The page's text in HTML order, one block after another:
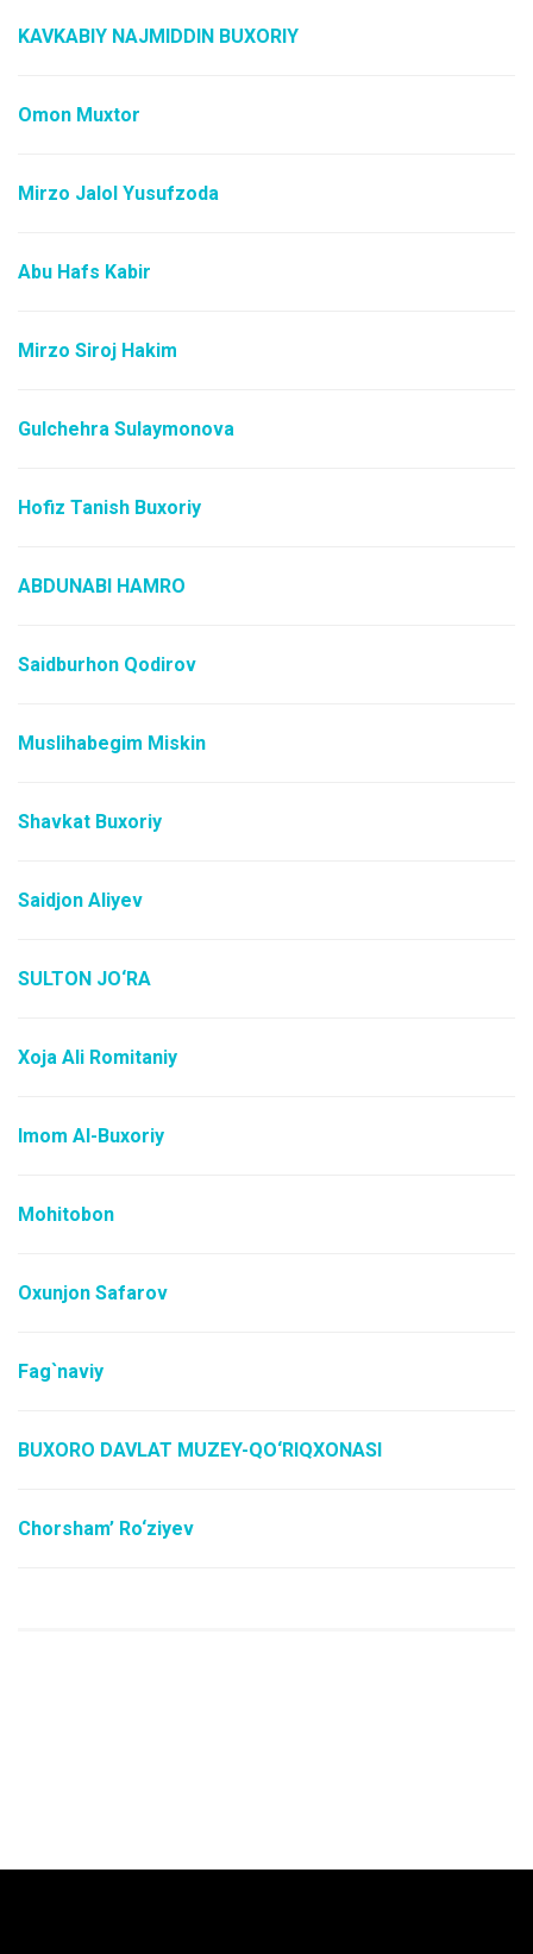
KAVKABIY NAJMIDDIN BUXORIY
Omon Muxtor
Mirzo Jalol Yusufzoda
Abu Hafs Kabir
Mirzo Siroj Hakim
Gulchehra Sulaymonova
Hofiz Tanish Buxoriy
ABDUNABI HAMRO
Saidburhon Qodirov
Muslihabegim Miskin
Shavkat Buxoriy
Saidjon Aliyev
SULTON JO‘RA
Xoja Ali Romitaniy
Imom Al-Buxoriy
Mohitobon
Oxunjon Safarov
Fag`naviy
BUXORO DAVLAT MUZEY-QO‘RIQXONASI
Chorsham’ Ro‘ziyev